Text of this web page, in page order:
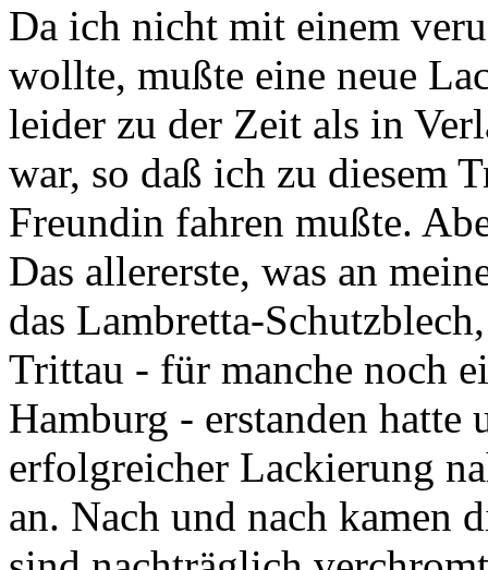
Da ich nicht mit einem
wollte, mußte eine neue
leider zu der Zeit als in
war, so daß ich zu diesem
Freundin fahren mußte.
Das allererste, was an
das Lambretta-
Trittau - für manche noch
Hamburg - erstanden hatte
erfolgreicher Lackierung
an. Nach und nach kamen